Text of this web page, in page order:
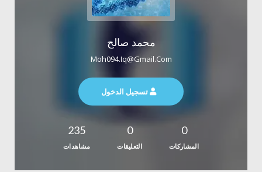
محمد صالح
Moh094.iq@gmail.com
تسجيل الدخول
0
المشاركات
0
التعليقات
235
مشاهدات